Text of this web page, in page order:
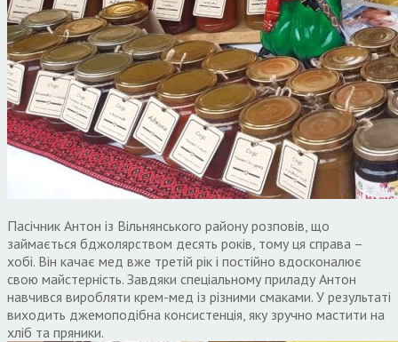
Пасічник Антон із Вільнянського району розповів, що
займається бджолярством десять років, тому ця справа –
хобі. Він качає мед вже третій рік і постійно вдосконалює
свою майстерність. Завдяки спеціальному приладу Антон
навчився виробляти крем-мед із різними смаками. У результаті
виходить джемоподібна консистенція, яку зручно мастити на
хліб та пряники.